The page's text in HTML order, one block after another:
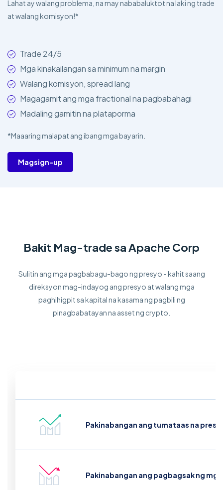
Lahat ay walang problema, na may nababaluktot na laki ng trade
at walang komisyon!*
Trade 24/5
Mga kinakailangan sa minimum na margin
Walang komisyon, spread lang
Magagamit ang mga fractional na pagbabahagi
Madaling gamitin na plataporma
*Maaaring malapat ang ibang mga bayarin.
Magsign-up
Bakit Mag-trade sa Apache Corp
Sulitin ang mga pagbabagu-bago ng presyo - kahit saang
direksyon mag-indayog ang presyo at walang mga
paghihigpit sa kapital na kasama ng pagbili ng
pinagbabatayan na asset ng crypto.
Pakinabangan ang tumataas na
Pakinabangan ang pagbagsak ng